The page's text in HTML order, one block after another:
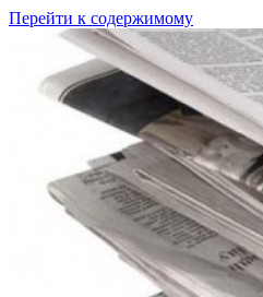
Перейти к содержимому